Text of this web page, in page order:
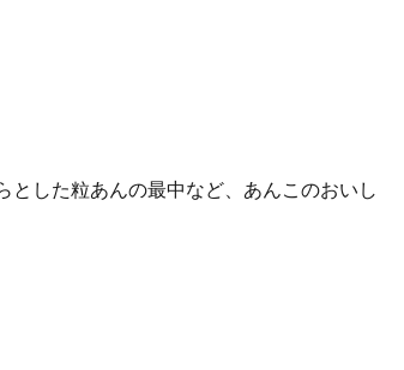
した粒あんの最中など、あんこのおいし